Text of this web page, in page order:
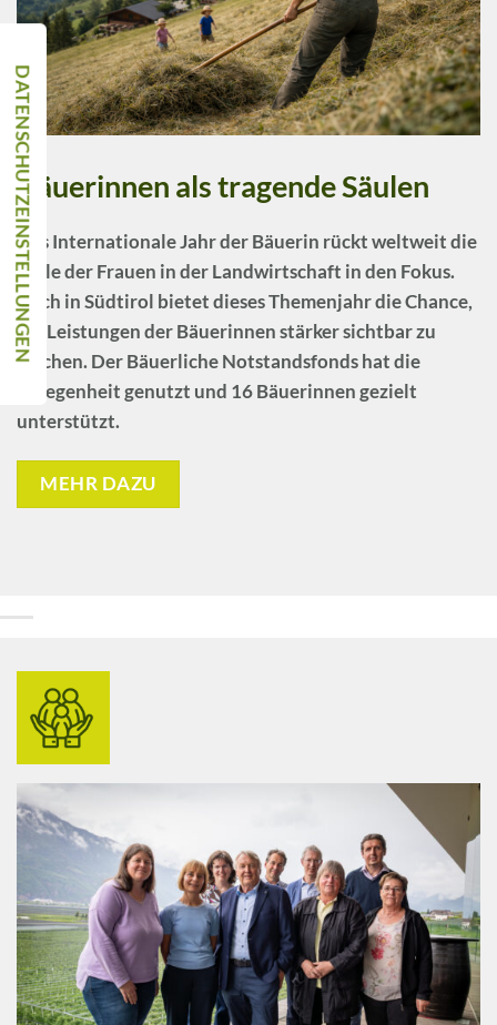
Bäuerinnen als tragende Säulen
Das Internationale Jahr der Bäuerin rückt weltweit die
Rolle der Frauen in der Landwirtschaft in den Fokus.
Auch in Südtirol bietet dieses Themenjahr die Chance,
die Leistungen der Bäuerinnen stärker sichtbar zu
machen. Der Bäuerliche Notstandsfonds hat die
Gelegenheit genutzt und 16 Bäuerinnen gezielt
unterstützt.
MEHR DAZU